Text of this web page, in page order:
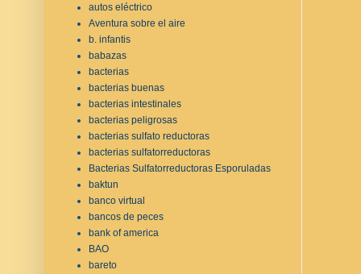
autos eléctrico
Aventura sobre el aire
b. infantis
babazas
bacterias
bacterias buenas
bacterias intestinales
bacterias peligrosas
bacterias sulfato reductoras
bacterias sulfatorreductoras
Bacterias Sulfatorreductoras Esporuladas
baktun
banco virtual
bancos de peces
bank of america
BAO
bareto